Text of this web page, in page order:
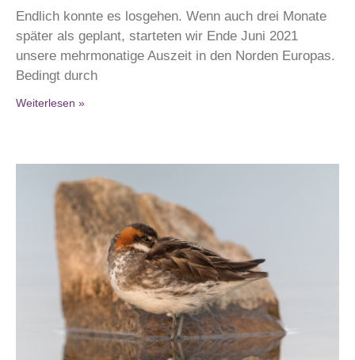
Endlich konnte es losgehen. Wenn auch drei Monate
später als geplant, starteten wir Ende Juni 2021
unsere mehrmonatige Auszeit in den Norden Europas.
Bedingt durch
Weiterlesen »